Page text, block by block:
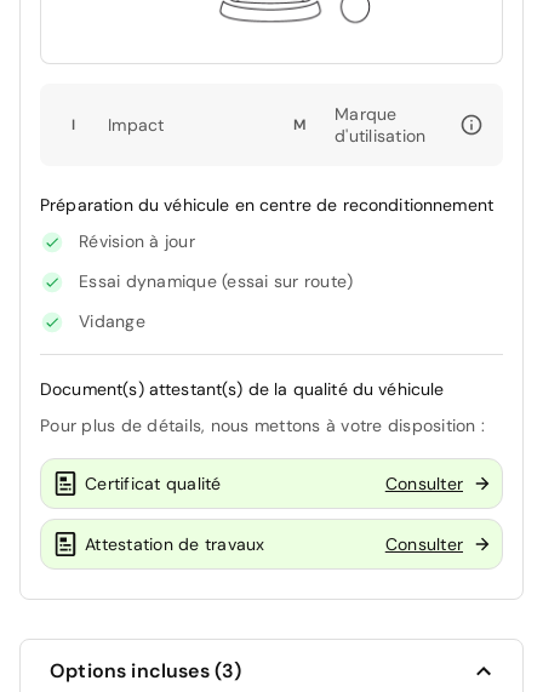
I Impact M
Marque
d'utilisation
Préparation du véhicule en centre de reconditionnement
Révision à jour
Essai dynamique (essai sur route)
Vidange
Document(s) attestant(s) de la qualité du véhicule
Pour plus de détails, nous mettons à votre disposition :
Certificat qualité Consulter
Attestation de travaux Consulter
Options incluses (3)